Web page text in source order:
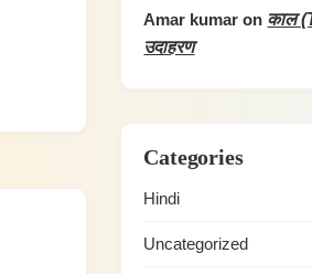
Amar kumar on काल
उदाहरण
Categories
Hindi
Uncategorized